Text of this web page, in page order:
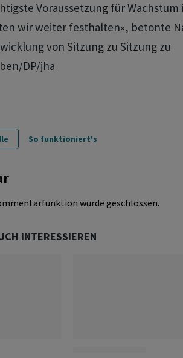
Voraussetzung für Wachstum
wir weiter festhalten», betonte
von Sitzung zu Sitzung zu
DP/jha
So funktioniert's
wurde geschlossen.
INTERESSIEREN